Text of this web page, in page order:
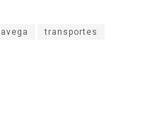
transportes